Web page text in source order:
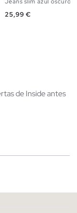
Precio
25,99 €
de Inside antes